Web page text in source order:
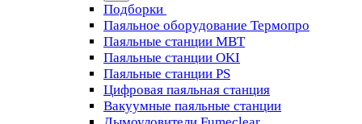
Подборки
Паяльное оборудование Термопро
Паяльные станции MBT
Паяльные станции OKI
Паяльные станции PS
Цифровая паяльная станция
Вакуумные паяльные станции